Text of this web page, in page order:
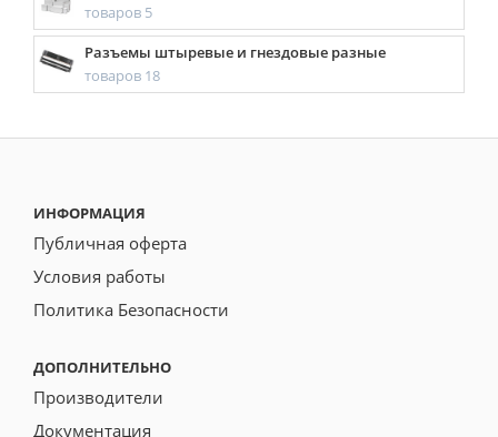
товаров 5
Разъемы штыревые и гнездовые разные
товаров 18
ИНФОРМАЦИЯ
Публичная оферта
Условия работы
Политика Безопасности
ДОПОЛНИТЕЛЬНО
Производители
Документация